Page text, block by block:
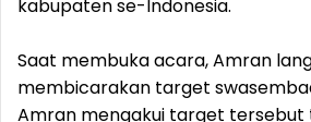
kabupaten se-Indonesia.
Saat membuka acara, Amran
membicarakan target
Amran mengakui target tersebut